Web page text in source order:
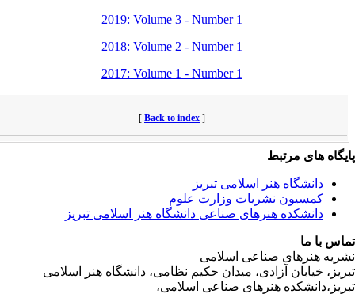
2019: Volume 3 - Number 1
2018: Volume 2 - Number 1
2017: Volume 1 - Number 1
[Back to index
مرتبط
هنر اسلامی تبریز
نشریات وزارت علوم
هنرهای صناعی دانشگاه هنر اسلامی تبریز
صناعی اسلامی
آزادی، میدان حکیم نظامی، دانشگاه هنر اسلامی
هنرهای صناعی اسلامی،